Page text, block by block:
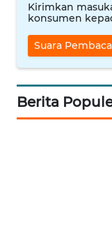
Kirimkan
konsumen
Suara Pembaca
Berita
WN
KUNINGAN
WN